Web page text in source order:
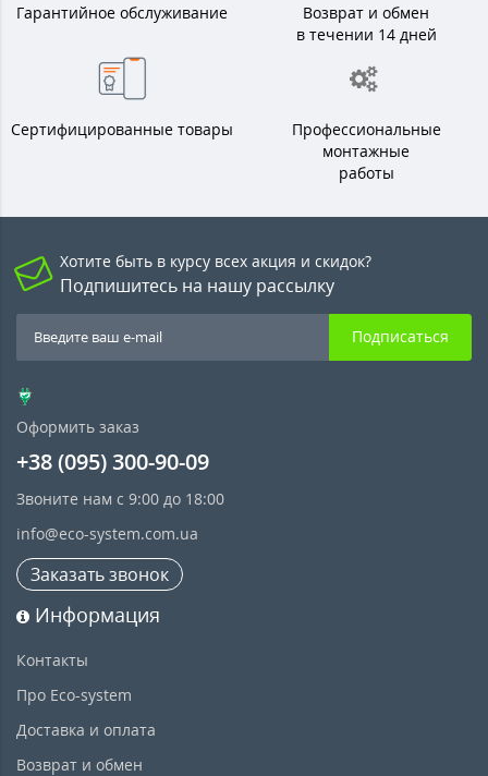
Гарантийное обслуживание
Возврат и обмен
в течении 14 дней
Сертифицированные товары
Профессиональные
монтажные
работы
Хотите быть в курсу всех акция и скидок?
Подпишитесь на нашу рассылку
Подписаться
Оформить заказ
+38 (095) 300-90-09
Звоните нам с 9:00 до 18:00
info@eco-system.com.ua
Заказать звонок
Информация
Контакты
Про Eco-system
Доставка и оплата
Возврат и обмен